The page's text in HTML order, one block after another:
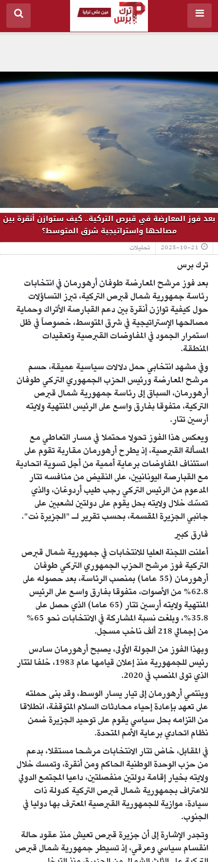
بعد فوز المعارضة في قبرص التركية.. كيف ستوازن أنقرة بين
مصالحها واستراتيجية شرق المتوسط؟
2025-10-21 تحليلات
ترك برس
بعد فوز مرشح المعارضة طوفان أرهورمان في انتخابات
رئاسة جمهورية شمال قبرص التركية، تبرز التساؤلات
حول كيفية توازن أنقرة بين دعم القبارصة الأتراك وحماية
مصالحها الإستراتيجية في شرق المتوسط، خصوصاً في ظل
استمرار الجمود في المفاوضات القبرصية وتعقيدات
المنطقة.
وفي مشهد انتخابي حمل دلالات سياسية عميقة، حسم
مرشح المعارضة ورئيس الحزب الجمهوري التركي طوفان
أرهورمان، السباق إلى رئاسة جمهورية شمال قبرص
التركية، متفوقا بفارق واسع على الرئيس المنتهية ولايته
أرسين تتار.
ويعكس هذا الفوز تحولا محتملا في مسار التعاطي مع
المسألة القبرصية، إذ يطرح أرهورمان مقاربة تقوم على
استئناف المفاوضات برعاية أممية من أجل تسوية اتحادية
مع القبارصة اليونانيين، على النقيض من منافسه تتار
المدعوم من الرئيس التركي رجب طيب أردوغان، والذي
تمسّك خلال ولايته بحل يقوم على دولتين لشعبين على
جانبي الجزيرة المقسمة، بحسب تقرير لـ "الجزيرة نت".
فارق كبير
أعلنت اللجنة العليا للانتخابات في جمهورية شمال قبرص
التركية فوز مرشح الحزب الجمهوري التركي طوفان
أرهورمان (55 عاما) بمنصب الرئاسة، بعد حصوله على
62.8% من الأصوات، متفوقا بفارق واسع على الرئيس
المنتهية ولايته أرسين تتار (65 عاما) الذي حصل على
35.8%، وبلغت نسبة المشاركة في الانتخابات نحو 65%
من إجمالي 218 ألف ناخب مسجل.
وبهذا الفوز من الجولة الأولى، يصبح أرهورمان سادس
رئيس للجمهورية منذ إعلان قيامها عام 1983، خلفا لتتار
الذي تولى المنصب في 2020.
وينتمي أرهورمان إلى تيار يسار الوسط، وقد بنى حملته
على تعهد بإعادة إحياء محادثات السلام المتوقفة، انطلاقا
من التزامه بحل سياسي يقوم على توحيد الجزيرة ضمن
نظام اتحادي برعاية الأمم المتحدة.
في المقابل، خاض تتار الانتخابات مرشحا مستقلا، بدعم
من حزب الوحدة الوطنية الحاكم ومن أنقرة، وتمسك خلال
ولايته بخيار إقامة دولتين منفصلتين، داعيا المجتمع الدولي
للاعتراف بجمهورية شمال قبرص التركية كدولة ذات
سيادة، موازية للجمهورية القبرصية المعترف بها دوليا في
الجنوب.
وتجدر الإشارة إلى أن جزيرة قبرص تعيش منذ عقود حالة
انقسام سياسي وعرقي، إذ تسيطر جمهورية شمال قبرص